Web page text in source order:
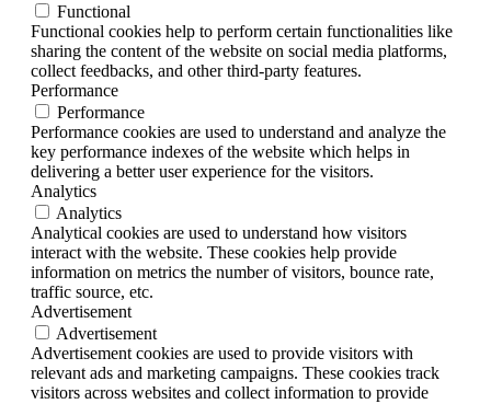
Functional
Functional cookies help to perform certain functionalities like
sharing the content of the website on social media platforms,
collect feedbacks, and other third-party features.
Performance
Performance
Performance cookies are used to understand and analyze the
key performance indexes of the website which helps in
delivering a better user experience for the visitors.
Analytics
Analytics
Analytical cookies are used to understand how visitors
interact with the website. These cookies help provide
information on metrics the number of visitors, bounce rate,
traffic source, etc.
Advertisement
Advertisement
Advertisement cookies are used to provide visitors with
relevant ads and marketing campaigns. These cookies track
visitors across websites and collect information to provide